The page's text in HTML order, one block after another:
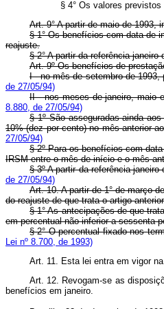
§ 4° Os valores
Art. 9° A partir de maio de 1993,
§ 1° Os benefícios com data de
reajuste.
§ 2° A partir da referência
Art. 9º Os benefícios de
I - no mês de setembro de
de 27/05/94)
II - nos meses de janeiro, maio
8.880, de 27/05/94)
§ 1º São asseguradas ainda
10% (dez por cento) no mês anterior
27/05/94)
§ 2º Para os benefícios com
IRSM entre o mês de início e o mês
§ 3º A partir da referência
de 27/05/94)
Art. 10. A partir de 1° de março
do reajuste de que trata o artigo
§ 1° As antecipações de que
em percentual não inferior a sessenta
§ 2° O percentual fixado nos
Lei nº 8.700, de 1993)
Art. 11. Esta lei entra em vigor
Art. 12. Revogam-se as
benefícios em janeiro.